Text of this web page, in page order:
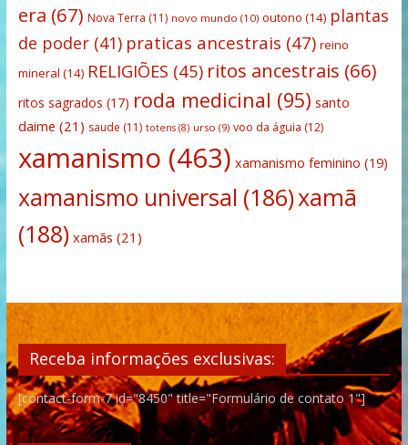
era (67) Nova Terra (11) novo mundo (10) outono (14) plantas
de poder(41) praticas ancestrais (47) reino
mineral (14) RELIGIÕES (45) ritos ancestrais (66)
ritos sagrados (17) roda medicinal (95) santo
daime (21) saude (11) totens(8) urso (9) voo da águia (12)
xamanismo (463) xamanismo feminino (19)
xamanismo universal (186)xamã
(188) xamãs (21)
Receba informações exclusivas:
[contact-form-7 id="8450" title="Formulário de contato 1"]